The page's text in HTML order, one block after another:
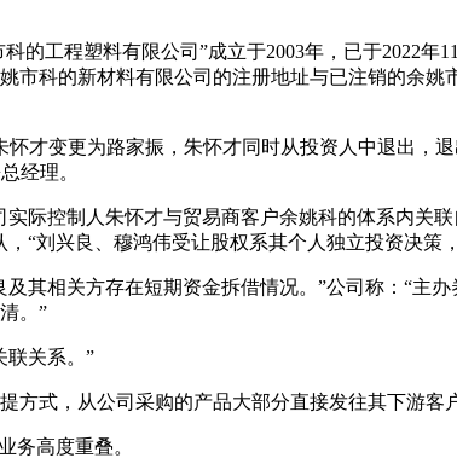
工程塑料有限公司”成立于2003年，已于2022年
科的新材料有限公司的注册地址与已注销的余
才变更为路家振，朱怀才同时从投资人中退出，
经理。
际控制人朱怀才与贸易商客户余姚科的体系内关
“刘兴良、穆鸿伟受让股权系其个人独立投资决策
其相关方存在短期资金拆借情况。”公司称：“主
。”
联关系。”
式，从公司采购的产品大部分直接发往其下游客
务高度重叠。